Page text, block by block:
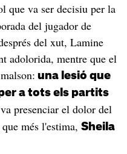
que va ser decisiu per la
del jugador de
del xut, Lamine
adolorida, mentre que el
una lesió que
a tots els partits
presenciar el dolor del
més l'estima, Sheila